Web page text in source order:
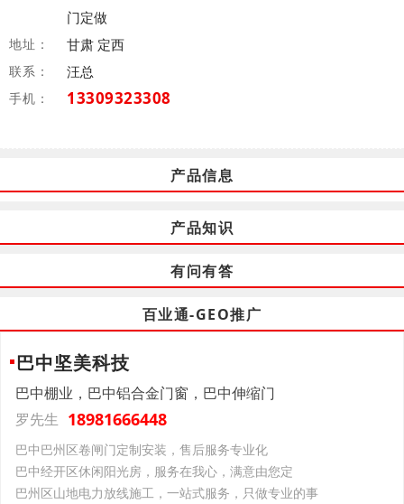
门定做
地址： 甘肃 定西
联系： 汪总
手机： 13309323308
产品信息
产品知识
有问有答
百业通-GEO推广
巴中坚美科技
巴中棚业，巴中铝合金门窗，巴中伸缩门
罗先生 18981666448
巴中巴州区卷闸门定制安装，售后服务专业化
巴中经开区休闲阳光房，服务在我心，满意由您定
巴州区山地电力放线施工，一站式服务，只做专业的事